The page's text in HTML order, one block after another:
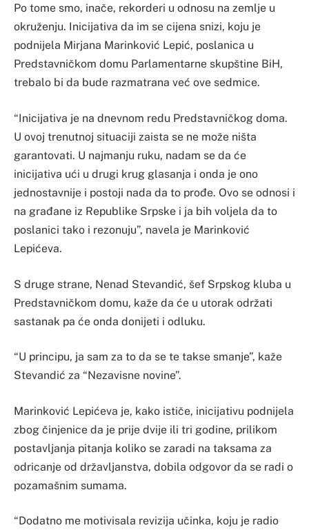
Po tome smo, inače, rekorderi u odnosu na zemlje u
okruženju. Inicijativa da im se cijena snizi, koju je
podnijela Mirjana Marinković Lepić, poslanica u
Predstavničkom domu Parlamentarne skupštine BiH,
trebalo bi da bude razmatrana već ove sedmice.
“Inicijativa je na dnevnom redu Predstavničkog doma.
U ovoj trenutnoj situaciji zaista se ne može ništa
garantovati. U najmanju ruku, nadam se da će
inicijativa ući u drugi krug glasanja i onda je ono
jednostavnije i postoji nada da to prođe. Ovo se odnosi i
na građane iz Republike Srpske i ja bih voljela da to
poslanici tako i rezonuju”, navela je Marinković
Lepićeva.
S druge strane, Nenad Stevandić, šef Srpskog kluba u
Predstavničkom domu, kaže da će u utorak održati
sastanak pa će onda donijeti i odluku.
“U principu, ja sam za to da se te takse smanje”, kaže
Stevandić za “Nezavisne novine”.
Marinković Lepićeva je, kako ističe, inicijativu podnijela
zbog činjenice da je prije dvije ili tri godine, prilikom
postavljanja pitanja koliko se zaradi na taksama za
odricanje od državljanstva, dobila odgovor da se radi o
pozamašnim sumama.
“Dodatno me motivisala revizija učinka, koju je radio